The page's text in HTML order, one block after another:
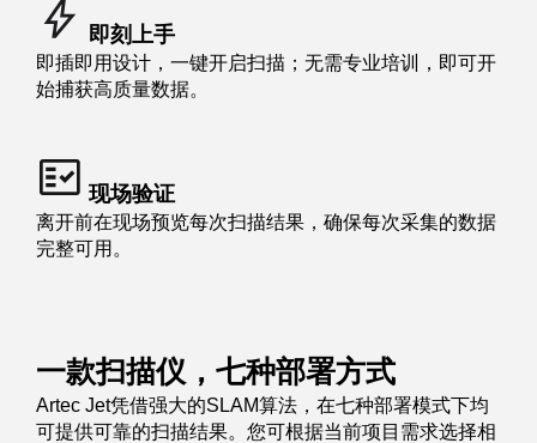
即刻上手
即插即用设计，一键开启扫描；无需专业培训，即可开
始捕获高质量数据。
现场验证
离开前在现场预览每次扫描结果，确保每次采集的数据
完整可用。
一款扫描仪，七种部署方式
Artec Jet凭借强大的SLAM算法，在七种部署模式下均
可提供可靠的扫描结果。您可根据当前项目需求选择相